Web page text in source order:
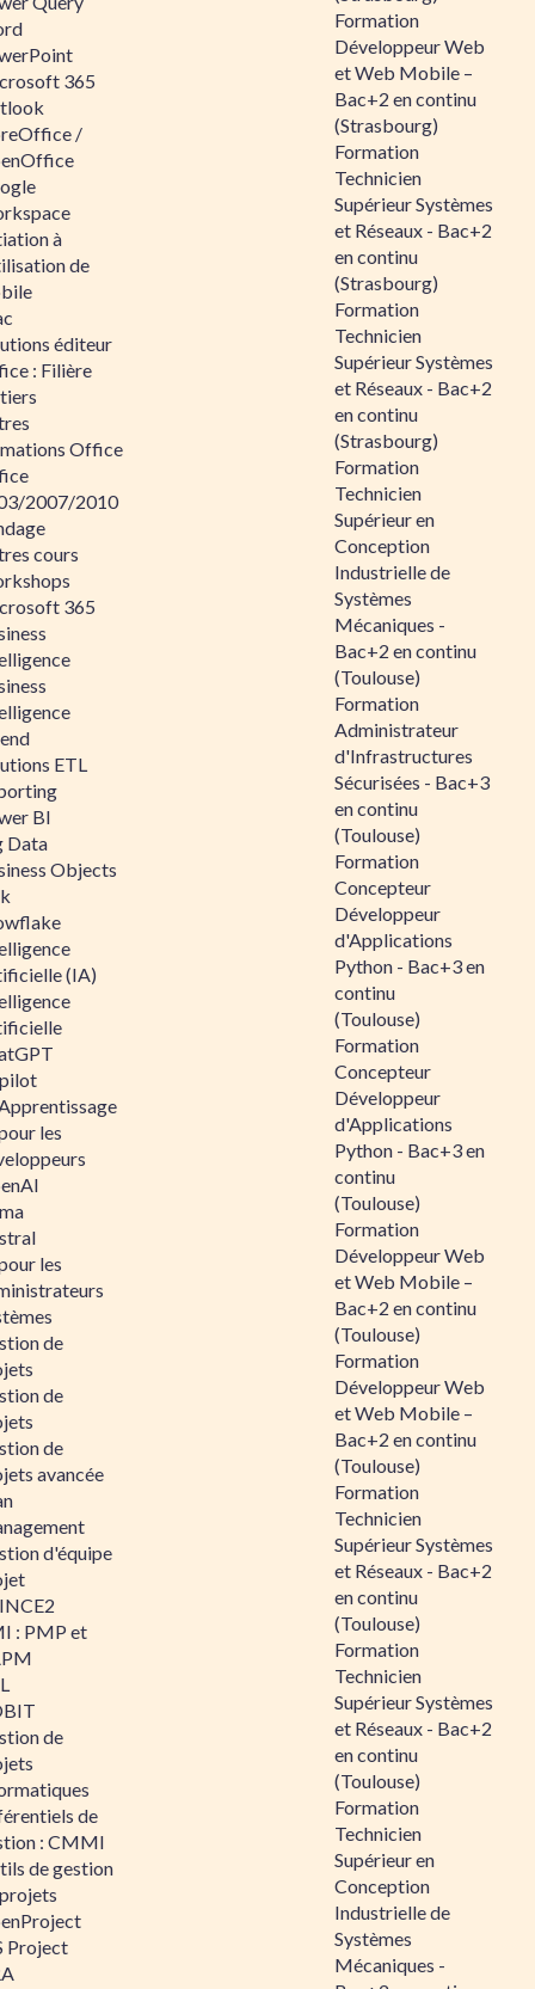
365
/
à
de
éditeur
: Filière
Office
2007/2010
cours
365
ETL
BI
Data
Objects
(IA)
les
les
de
de
de
avancée
d'équipe
: PMP et
de
de
: CMMI
de gestion
Project
Formation
Développeur Web
et Web Mobile –
Bac+2 en continu
(Strasbourg)
Formation
Technicien
Supérieur Systèmes
et Réseaux - Bac+2
en continu
(Strasbourg)
Formation
Technicien
Supérieur Systèmes
et Réseaux - Bac+2
en continu
(Strasbourg)
Formation
Technicien
Supérieur en
Conception
Industrielle de
Systèmes
Mécaniques -
Bac+2 en continu
(Toulouse)
Formation
Administrateur
d'Infrastructures
Sécurisées - Bac+3
en continu
(Toulouse)
Formation
Concepteur
Développeur
d'Applications
Python - Bac+3 en
continu
(Toulouse)
Formation
Concepteur
Développeur
d'Applications
Python - Bac+3 en
continu
(Toulouse)
Formation
Développeur Web
et Web Mobile –
Bac+2 en continu
(Toulouse)
Formation
Développeur Web
et Web Mobile –
Bac+2 en continu
(Toulouse)
Formation
Technicien
Supérieur Systèmes
et Réseaux - Bac+2
en continu
(Toulouse)
Formation
Technicien
Supérieur Systèmes
et Réseaux - Bac+2
en continu
(Toulouse)
Formation
Technicien
Supérieur en
Conception
Industrielle de
Systèmes
Mécaniques -